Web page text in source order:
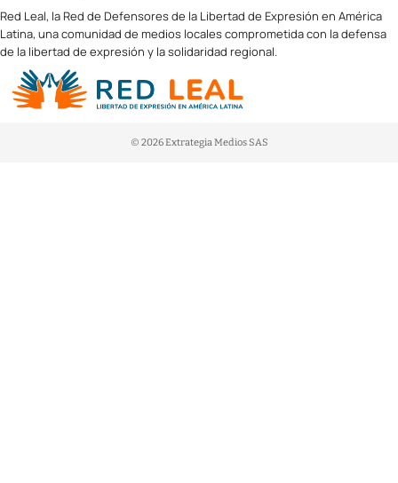
Red Leal, la Red de Defensores de la Libertad de Expresión en América
Latina, una comunidad de medios locales comprometida con la defensa
de la libertad de expresión y la solidaridad regional.
© 2026 Extrategia Medios SAS